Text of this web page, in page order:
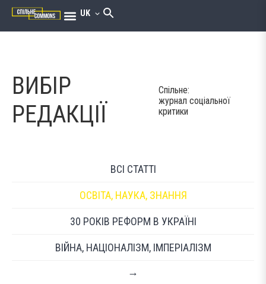
UK
ВИБІР
РЕДАКЦІЇ
Спільне:
журнал соціальної
критики
ВСІ СТАТТІ
ОСВІТА, НАУКА, ЗНАННЯ
30 РОКІВ РЕФОРМ В УКРАЇНІ
ВІЙНА, НАЦІОНАЛІЗМ, ІМПЕРІАЛІЗМ
→